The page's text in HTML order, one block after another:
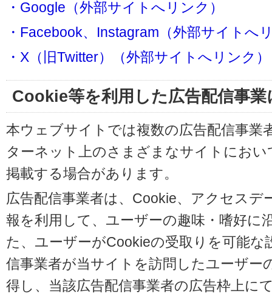
・Google（外部サイトへリンク）
・Facebook、Instagram（外部サイトへ
・X（旧Twitter）（外部サイトへリンク）
Cookie等を利用した広告配信事
本ウェブサイトでは複数の広告配信事業
ターネット上のさまざまなサイトにお
掲載する場合があります。
広告配信事業者は、Cookie、アクセスデ
報を利用して、ユーザーの趣味・嗜好に
た、ユーザーがCookieの受取りを可能
信事業者が当サイトを訪問したユーザー
得し、当該広告配信事業者の広告枠上に